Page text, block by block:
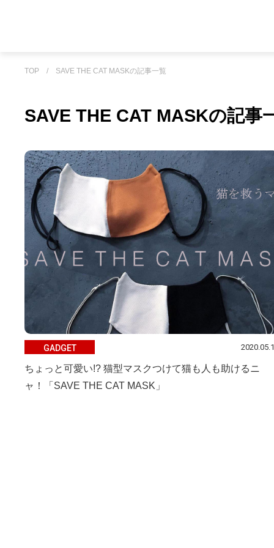
TOP / SAVE THE CAT MASKの記事一覧
SAVE THE CAT MASKの記事
GADGET
ちょっと可愛い!? 猫型マスクつけて猫も人も助けるニ
ャ！「SAVE THE CAT MASK」